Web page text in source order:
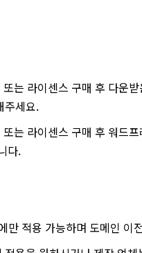
또는 라이센스 구매 후 다운
주세요.
는 라이센스 구매 후 워드
다.
만 적용 가능하며 도메인 이